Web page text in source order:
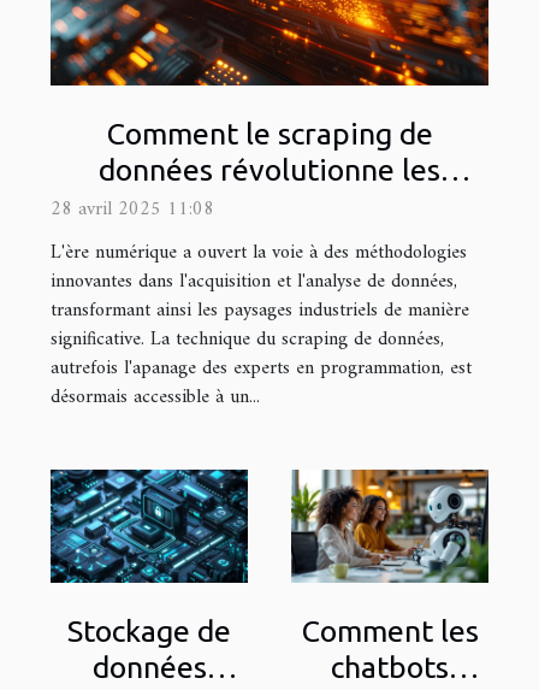
Comment le scraping de
données révolutionne les
industries sans programmation
28 avril 2025 11:08
L'ère numérique a ouvert la voie à des méthodologies
innovantes dans l'acquisition et l'analyse de données,
transformant ainsi les paysages industriels de manière
significative. La technique du scraping de données,
autrefois l'apanage des experts en programmation, est
désormais accessible à un...
Stockage de
données
Comment les
chatbots